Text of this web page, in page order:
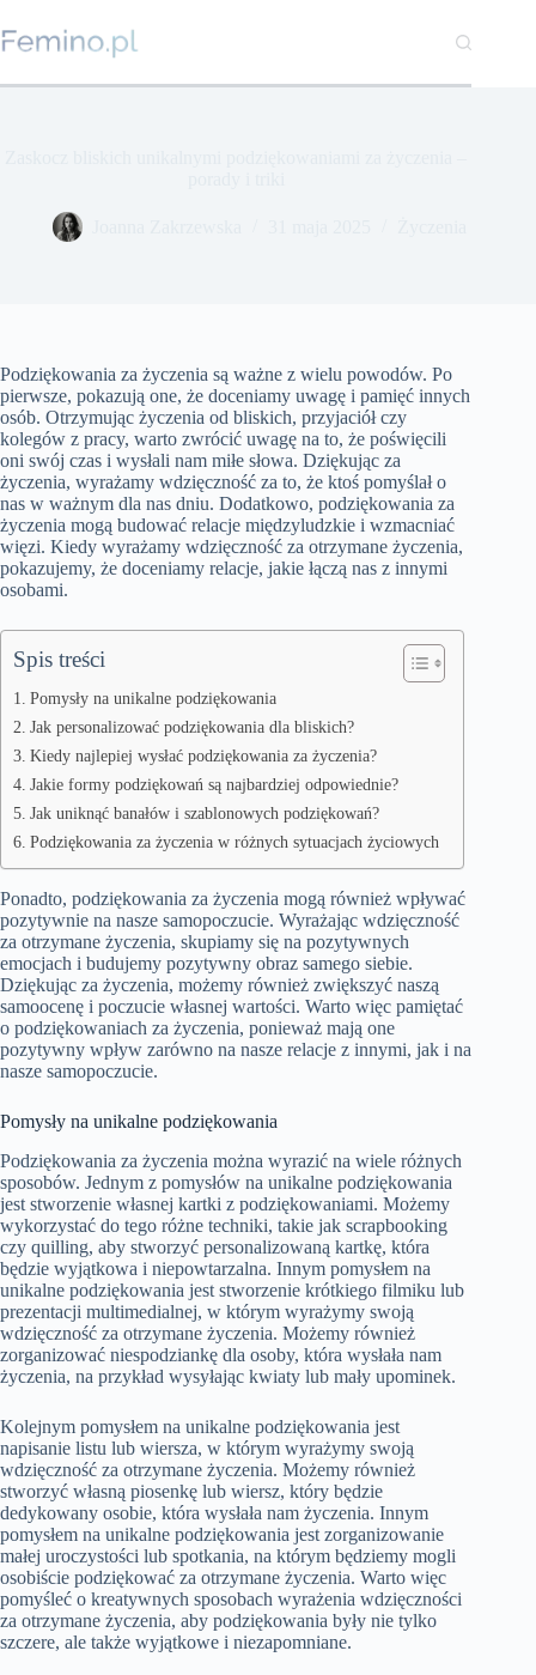
do
treści
Podziękowania za życzenia są ważne z wielu powodów. Po
pierwsze, pokazują one, że doceniamy uwagę i pamięć innych
osób. Otrzymując życzenia od bliskich, przyjaciół czy
kolegów z pracy, warto zwrócić uwagę na to, że poświęcili
oni swój czas i wysłali nam miłe słowa. Dziękując za
życzenia, wyrażamy wdzięczność za to, że ktoś pomyślał o
nas w ważnym dla nas dniu. Dodatkowo, podziękowania za
życzenia mogą budować relacje międzyludzkie i wzmacniać
więzi. Kiedy wyrażamy wdzięczność za otrzymane życzenia,
pokazujemy, że doceniamy relacje, jakie łączą nas z innymi
osobami.
Spis treści
Pomysły na unikalne podziękowania
Jak personalizować podziękowania dla bliskich?
Kiedy najlepiej wysłać podziękowania za życzenia?
Jakie formy podziękowań są najbardziej odpowiednie?
Jak uniknąć banałów i szablonowych podziękowań?
Podziękowania za życzenia w różnych sytuacjach życiowych
Ponadto, podziękowania za życzenia mogą również wpływać
pozytywnie na nasze samopoczucie. Wyrażając wdzięczność
za otrzymane życzenia, skupiamy się na pozytywnych
emocjach i budujemy pozytywny obraz samego siebie.
Dziękując za życzenia, możemy również zwiększyć naszą
samoocenę i poczucie własnej wartości. Warto więc pamiętać
o podziękowaniach za życzenia, ponieważ mają one
pozytywny wpływ zarówno na nasze relacje z innymi, jak i na
nasze samopoczucie.
Pomysły na unikalne podziękowania
Podziękowania za życzenia można wyrazić na wiele różnych
sposobów. Jednym z pomysłów na unikalne podziękowania
jest stworzenie własnej kartki z podziękowaniami. Możemy
wykorzystać do tego różne techniki, takie jak scrapbooking
czy quilling, aby stworzyć personalizowaną kartkę, która
będzie wyjątkowa i niepowtarzalna. Innym pomysłem na
unikalne podziękowania jest stworzenie krótkiego filmiku lub
prezentacji multimedialnej, w którym wyrażymy swoją
wdzięczność za otrzymane życzenia. Możemy również
zorganizować niespodziankę dla osoby, która wysłała nam
życzenia, na przykład wysyłając kwiaty lub mały upominek.
Kolejnym pomysłem na unikalne podziękowania jest
napisanie listu lub wiersza, w którym wyrażymy swoją
wdzięczność za otrzymane życzenia. Możemy również
stworzyć własną piosenkę lub wiersz, który będzie
dedykowany osobie, która wysłała nam życzenia. Innym
pomysłem na unikalne podziękowania jest zorganizowanie
małej uroczystości lub spotkania, na którym będziemy mogli
osobiście podziękować za otrzymane życzenia. Warto więc
pomyśleć o kreatywnych sposobach wyrażenia wdzięczności
za otrzymane życzenia, aby podziękowania były nie tylko
szczere, ale także wyjątkowe i niezapomniane.